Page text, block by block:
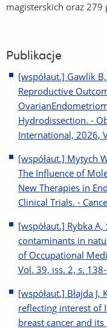
magisterskich oraz 279
Publikacje
[współaut.] Gawlik
Reproductive
Hydrodissection. -
International, 2026,
[współaut.] Mytych
The Influence of
New Therapies in
Clinical Trials. -
[współaut.] Rybka
contaminants in
of Occupational
Vol. 39, iss. 2, s.
[współaut.] Błajda
reflecting interest of
breast cancer and